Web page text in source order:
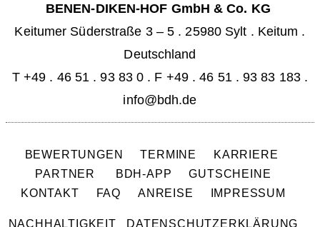
BENEN-DIKEN-HOF GmbH & Co. KG
Keitumer Süderstraße 3 – 5 . 25980 Sylt . Keitum .
Deutschland
T +49 . 46 51 . 93 83 0 . F +49 . 46 51 . 93 83 183 .
info@bdh.de
BEWERTUNGEN TERMINE
KARRIERE
PARTNER
BDH-APP
GUTSCHEINE
KONTAKT
FAQ ANREISE IMPRESSUM
NACHHALTIGKEIT DATENSCHUTZERKLÄRUNG